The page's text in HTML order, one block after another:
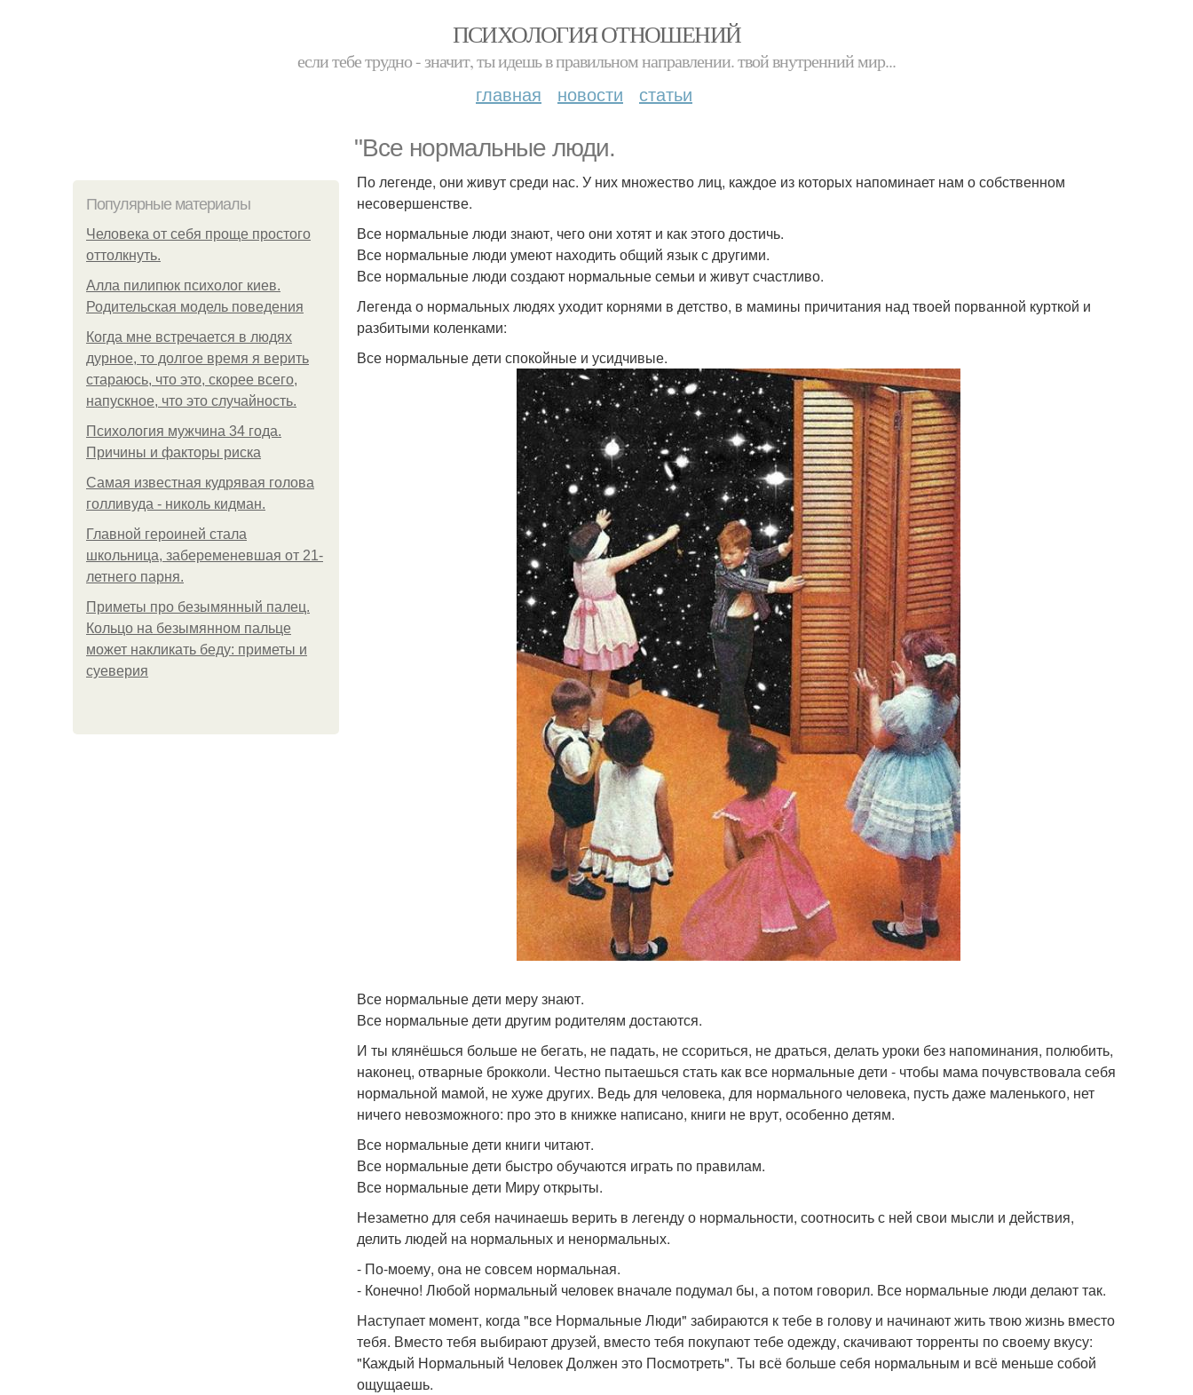
ПСИХОЛОГИЯ ОТНОШЕНИЙ
если тебе трудно - значит, ты идешь в правильном направлении. твой внутренний мир...
главная новости статьи
"Все нормальные люди.
Популярные материалы
Человека от себя проще простого
оттолкнуть.
Алла пилипюк психолог киев.
Родительская модель поведения
Когда мне встречается в людях
дурное, то долгое время я верить
стараюсь, что это, скорее всего,
напускное, что это случайность.
Психология мужчина 34 года.
Причины и факторы риска
Самая известная кудрявая голова
голливуда - николь кидман.
Главной героиней стала
школьница, забеременевшая от 21-
летнего парня.
Приметы про безымянный палец.
Кольцо на безымянном пальце
может накликать беду: приметы и
суеверия
По легенде, они живут среди нас. У них множество лиц, каждое из которых напоминает нам о собственном
несовершенстве.
Все нормальные люди знают, чего они хотят и как этого достичь.
Все нормальные люди умеют находить общий язык с другими.
Все нормальные люди создают нормальные семьи и живут счастливо.
Легенда о нормальных людях уходит корнями в детство, в мамины причитания над твоей порванной курткой и
разбитыми коленками:
Все нормальные дети спокойные и усидчивые.
Все нормальные дети меру знают.
Все нормальные дети другим родителям достаются.
И ты клянёшься больше не бегать, не падать, не ссориться, не драться, делать уроки без напоминания, полюбить,
наконец, отварные брокколи. Честно пытаешься стать как все нормальные дети - чтобы мама почувствовала себя
нормальной мамой, не хуже других. Ведь для человека, для нормального человека, пусть даже маленького, нет
ничего невозможного: про это в книжке написано, книги не врут, особенно детям.
Все нормальные дети книги читают.
Все нормальные дети быстро обучаются играть по правилам.
Все нормальные дети Миру открыты.
Незаметно для себя начинаешь верить в легенду о нормальности, соотносить с ней свои мысли и действия,
делить людей на нормальных и ненормальных.
- По-моему, она не совсем нормальная.
- Конечно! Любой нормальный человек вначале подумал бы, а потом говорил. Все нормальные люди делают так.
Наступает момент, когда "все Нормальные Люди" забираются к тебе в голову и начинают жить твою жизнь вместо
тебя. Вместо тебя выбирают друзей, вместо тебя покупают тебе одежду, скачивают торренты по своему вкусу:
"Каждый Нормальный Человек Должен это Посмотреть". Ты всё больше себя нормальным и всё меньше собой
ощущаешь.